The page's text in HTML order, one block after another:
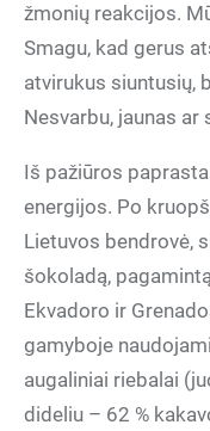
žmonių reakcijos.
Smagu, kad gerus
atvirukus siuntusių,
Nesvarbu, jaunas ar
Iš pažiūros
energijos. Po
Lietuvos bendrovė,
šokoladą,
Ekvadoro ir
gamyboje
augaliniai riebalai
dideliu – 62 %